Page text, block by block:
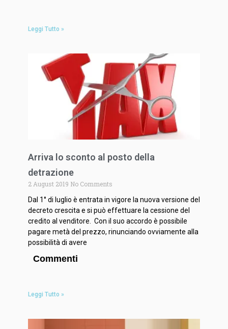
Leggi Tutto »
Arriva lo sconto al posto della
detrazione
2 August 2019 No Comments
Dal 1° di luglio è entrata in vigore la nuova versione del
decreto crescita e si può effettuare la cessione del
credito al venditore. Con il suo accordo è possibile
pagare metà del prezzo, rinunciando ovviamente alla
possibilità di avere
Commenti
Leggi Tutto »